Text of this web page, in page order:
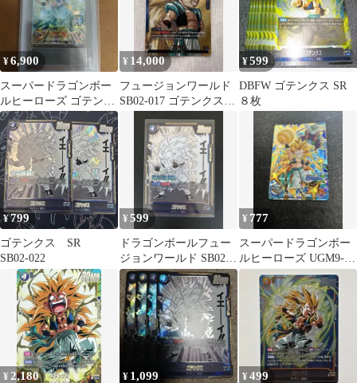
¥6,900
スーパードラゴンボー
ルヒーローズ ゴテンク
ス UGM4-SEC2 ARS10
¥ 14,000
フュージョンワールド
SB02-017 ゴテンクス
パラレル
¥599
DBFW ゴテンクス SR
８枚
¥799
ゴテンクス SR
SB02-022
¥599
ドラゴンボールフュー
ジョンワールド SB02-
022 ゴテンクス SR
¥ 777
スーパードラゴンボー
ルヒーローズ UGM9-
020 ゴテンクス
¥ 2,180 ¥ 1,099 ¥499